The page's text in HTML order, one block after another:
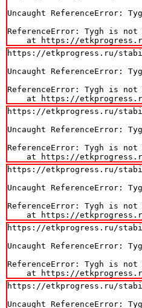
Uncaught ReferenceError:
ReferenceError: Tygh is not
at https://
https://etkprogress.ru/
Uncaught ReferenceError:
ReferenceError: Tygh is not
at https://
https://etkprogress.ru/
Uncaught ReferenceError:
ReferenceError: Tygh is not
at https://
https://etkprogress.ru/
Uncaught ReferenceError:
ReferenceError: Tygh is not
at https://
https://etkprogress.ru/
Uncaught ReferenceError:
ReferenceError: Tygh is not
at https://
https://etkprogress.ru/
Uncaught ReferenceError: